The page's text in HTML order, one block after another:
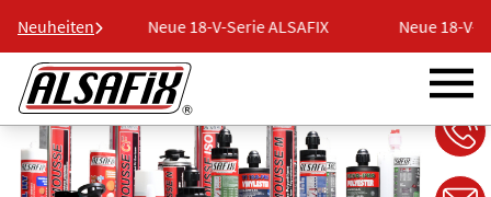
Neuheiten
ALSAFIX Neue 18-V-Serie ALSAFIX Neue 18-V-